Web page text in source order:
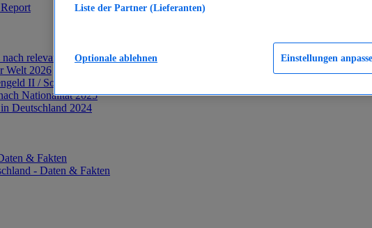
relevanten Altersgruppen 2024
Welt 2026
II / Sozialgeld / Bürgergeld in Deutschland 2005-2025
Nationalität 2025
Deutschland 2024
& Fakten
- Daten & Fakten
Liste der Partner (Lieferanten)
Einstellungen
Optionale ablehnen